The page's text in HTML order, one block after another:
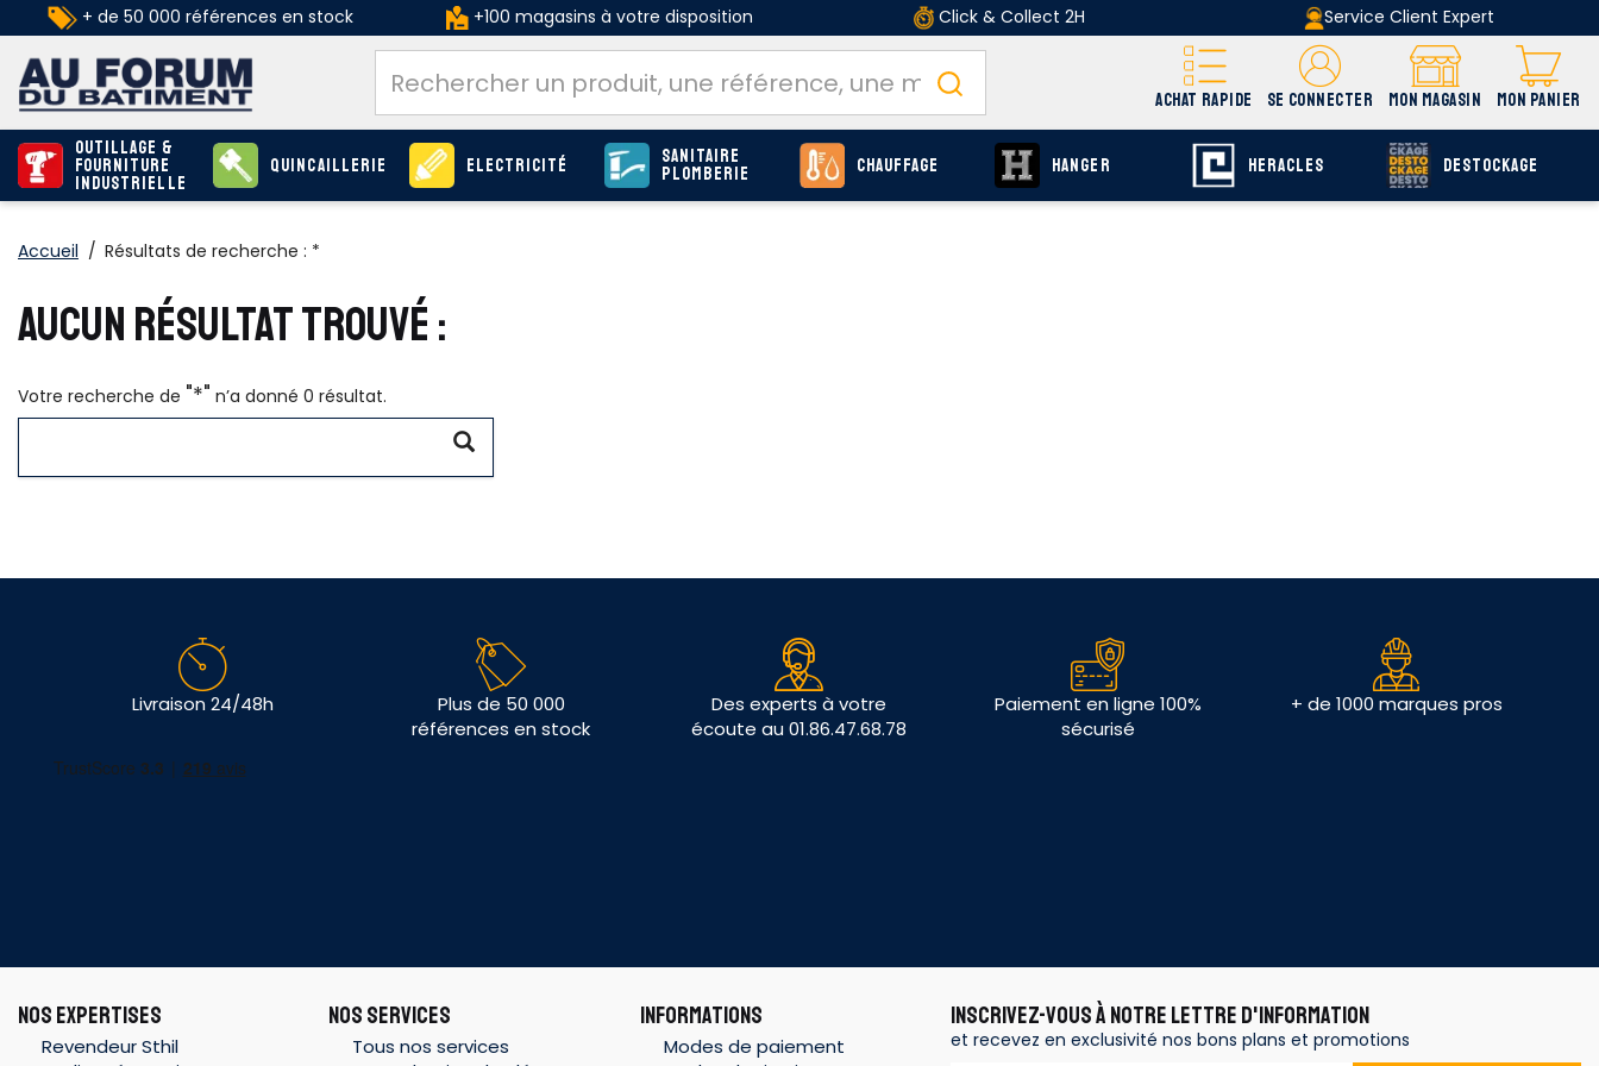
+ de 50 000 références en stock +100 magasins à votre disposition Click & Collect 2H Service Client Expert
ACHAT RAPIDE SE CONNECTER MON MAGASIN MON PANIER
Outillage &
Fourniture
industrielle
Quincaillerie Electricité Sanitaire
Plomberie Chauffage HANGER HERACLES DESTOCKAGE
Accueil / Résultats de recherche : *
AUCUN RÉSULTAT TROUVÉ :
Votre recherche de "*" n’a donné 0 résultat.
Livraison 24/48h
Plus de 50 000
références en stock
Des experts à votre
écoute au 01.86.47.68.78
Paiement en ligne 100%
sécurisé
+ de 1000 marques pros
NOS EXPERTISES
Revendeur Sthil
NOS SERVICES
Tous nos services
INFORMATIONS
Modes de paiement
INSCRIVEZ-VOUS À NOTRE LETTRE D'INFORMATION
et recevez en exclusivité nos bons plans et promotions